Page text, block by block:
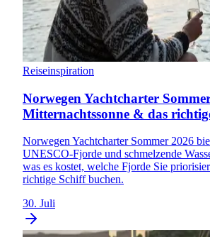
Reiseinspiration
Norwegen Yachtcharter
Mitternachtssonne & das
Norwegen Yachtcharter Sommer 2026
UNESCO-Fjorde und schmelzende
was es kostet, welche Fjorde Sie
richtige Schiff buchen.
30. Juli